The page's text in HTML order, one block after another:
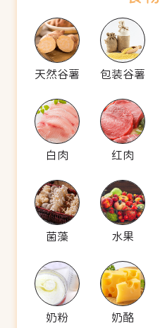
天然谷薯 包装谷薯
白肉 红肉
菌藻 水果
奶粉 奶酪